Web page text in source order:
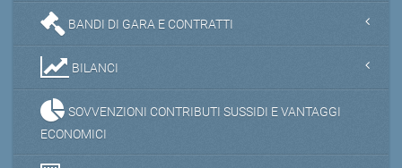
BANDI DI GARA E CONTRATTI
BILANCI
SOVVENZIONI CONTRIBUTI SUSSIDI E VANTAGGI
ECONOMICI